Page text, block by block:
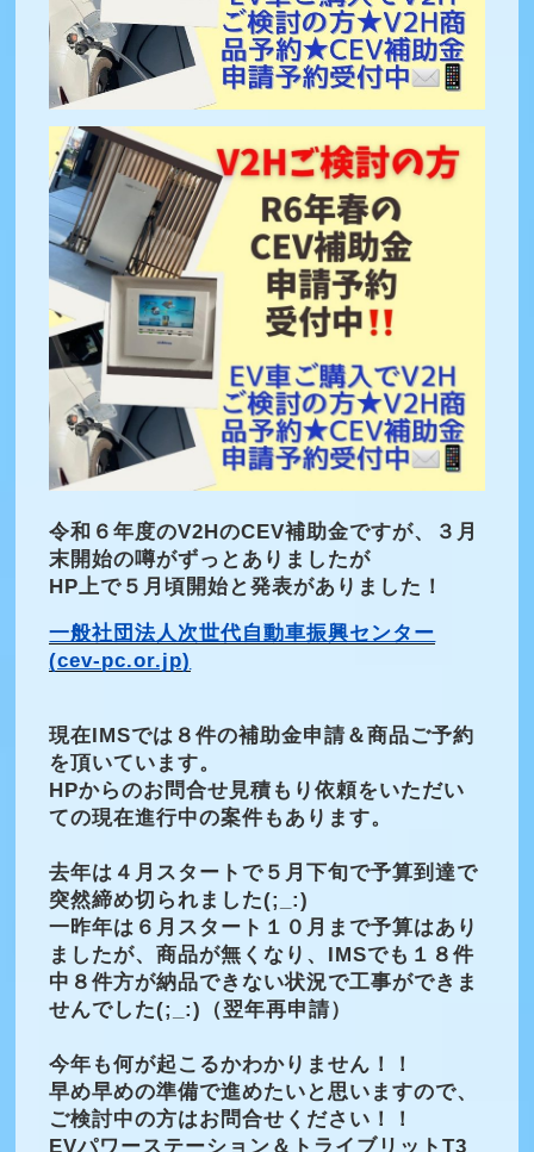
令和６年度のV2HのCEV補助金ですが、３月
末開始の噂がずっとありましたが
HP上で５月頃開始と発表がありました！
一般社団法人次世代自動車振興センター
(cev-pc.or.jp)
現在IMSでは８件の補助金申請＆商品ご予約
を頂いています。
HPからのお問合せ見積もり依頼をいただい
ての現在進行中の案件もあります。
去年は４月スタートで５月下旬で予算到達で
突然締め切られました(;_:)
一昨年は６月スタート１０月まで予算はあり
ましたが、商品が無くなり、IMSでも１８件
中８件方が納品できない状況で工事ができま
せんでした(;_:)（翌年再申請）
今年も何が起こるかわかりません！！
早め早めの準備で進めたいと思いますので、
ご検討中の方はお問合せください！！
EVパワーステーション＆トライブリットT3